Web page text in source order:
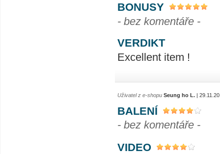
BONUSY
- bez komentáře -
VERDIKT
Excellent item !
Uživatel z e-shopu Seung ho L. |
BALENÍ
- bez komentáře -
VIDEO